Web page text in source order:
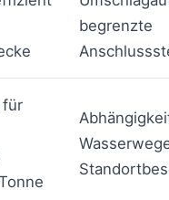
begrenzte
für